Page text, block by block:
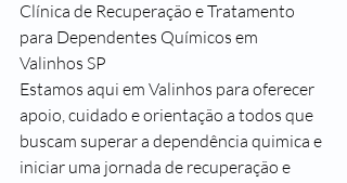
Clínica de Recuperação e Tratamento
para Dependentes Químicos em
Valinhos SP
Estamos aqui em Valinhos para oferecer
apoio, cuidado e orientação a todos que
buscam superar a dependência quimica e
iniciar uma jornada de recuperação e